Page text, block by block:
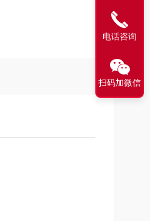
电话咨询
扫码加微信